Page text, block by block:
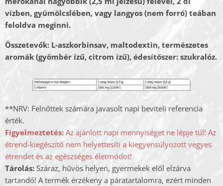
vízben, gyümölcslében, vagy langyos (nem forró) teában
feloldva meginni.
Összetevők: L-aszkorbinsav, maltodextin, természetes
aromák (gyömbér ízű, citrom ízű), édesítőszer: szukralóz.
**NRV: Felnőttek számára javasolt napi beviteli referencia
érték.
Figyelmeztetés: Az ajánlott napi mennyiséget ne lépje túl! Az
étrend-kiegészítő nem helyettesíti a kiegyensúlyozott vegyes
étrendet és az egészséges életmódot!
Tárolás: Száraz, hűvös helyen, gyermekek elől elzárva
tartandó! A termék érzékeny a páratartalomra, ezért minden